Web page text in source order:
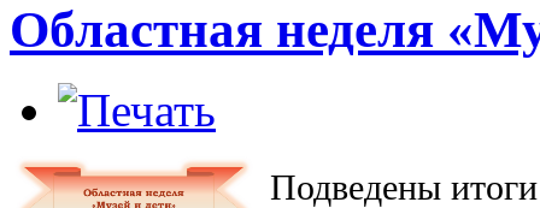
Областная неделя
Подведены